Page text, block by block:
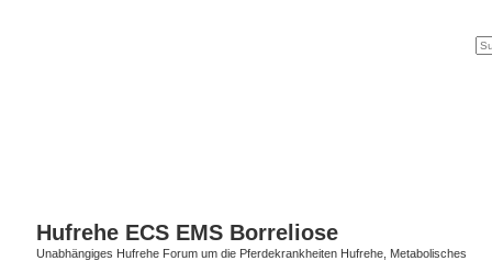
Hufrehe ECS EMS Borreliose
Unabhängiges Hufrehe Forum um die Pferdekrankheiten Hufrehe, Metabolisches